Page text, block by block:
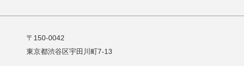
〒150-0042
東京都渋谷区宇田川町7-13